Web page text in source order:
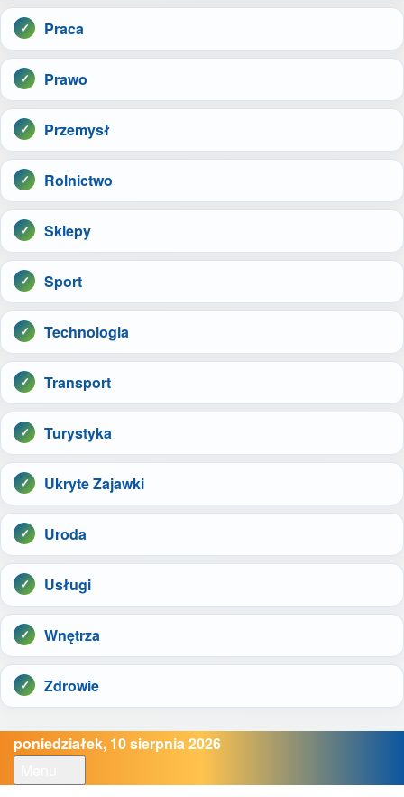
Praca
Prawo
Przemysł
Rolnictwo
Sklepy
Sport
Technologia
Transport
Turystyka
Ukryte Zajawki
Uroda
Usługi
Wnętrza
Zdrowie
poniedziałek, 10 sierpnia 2026